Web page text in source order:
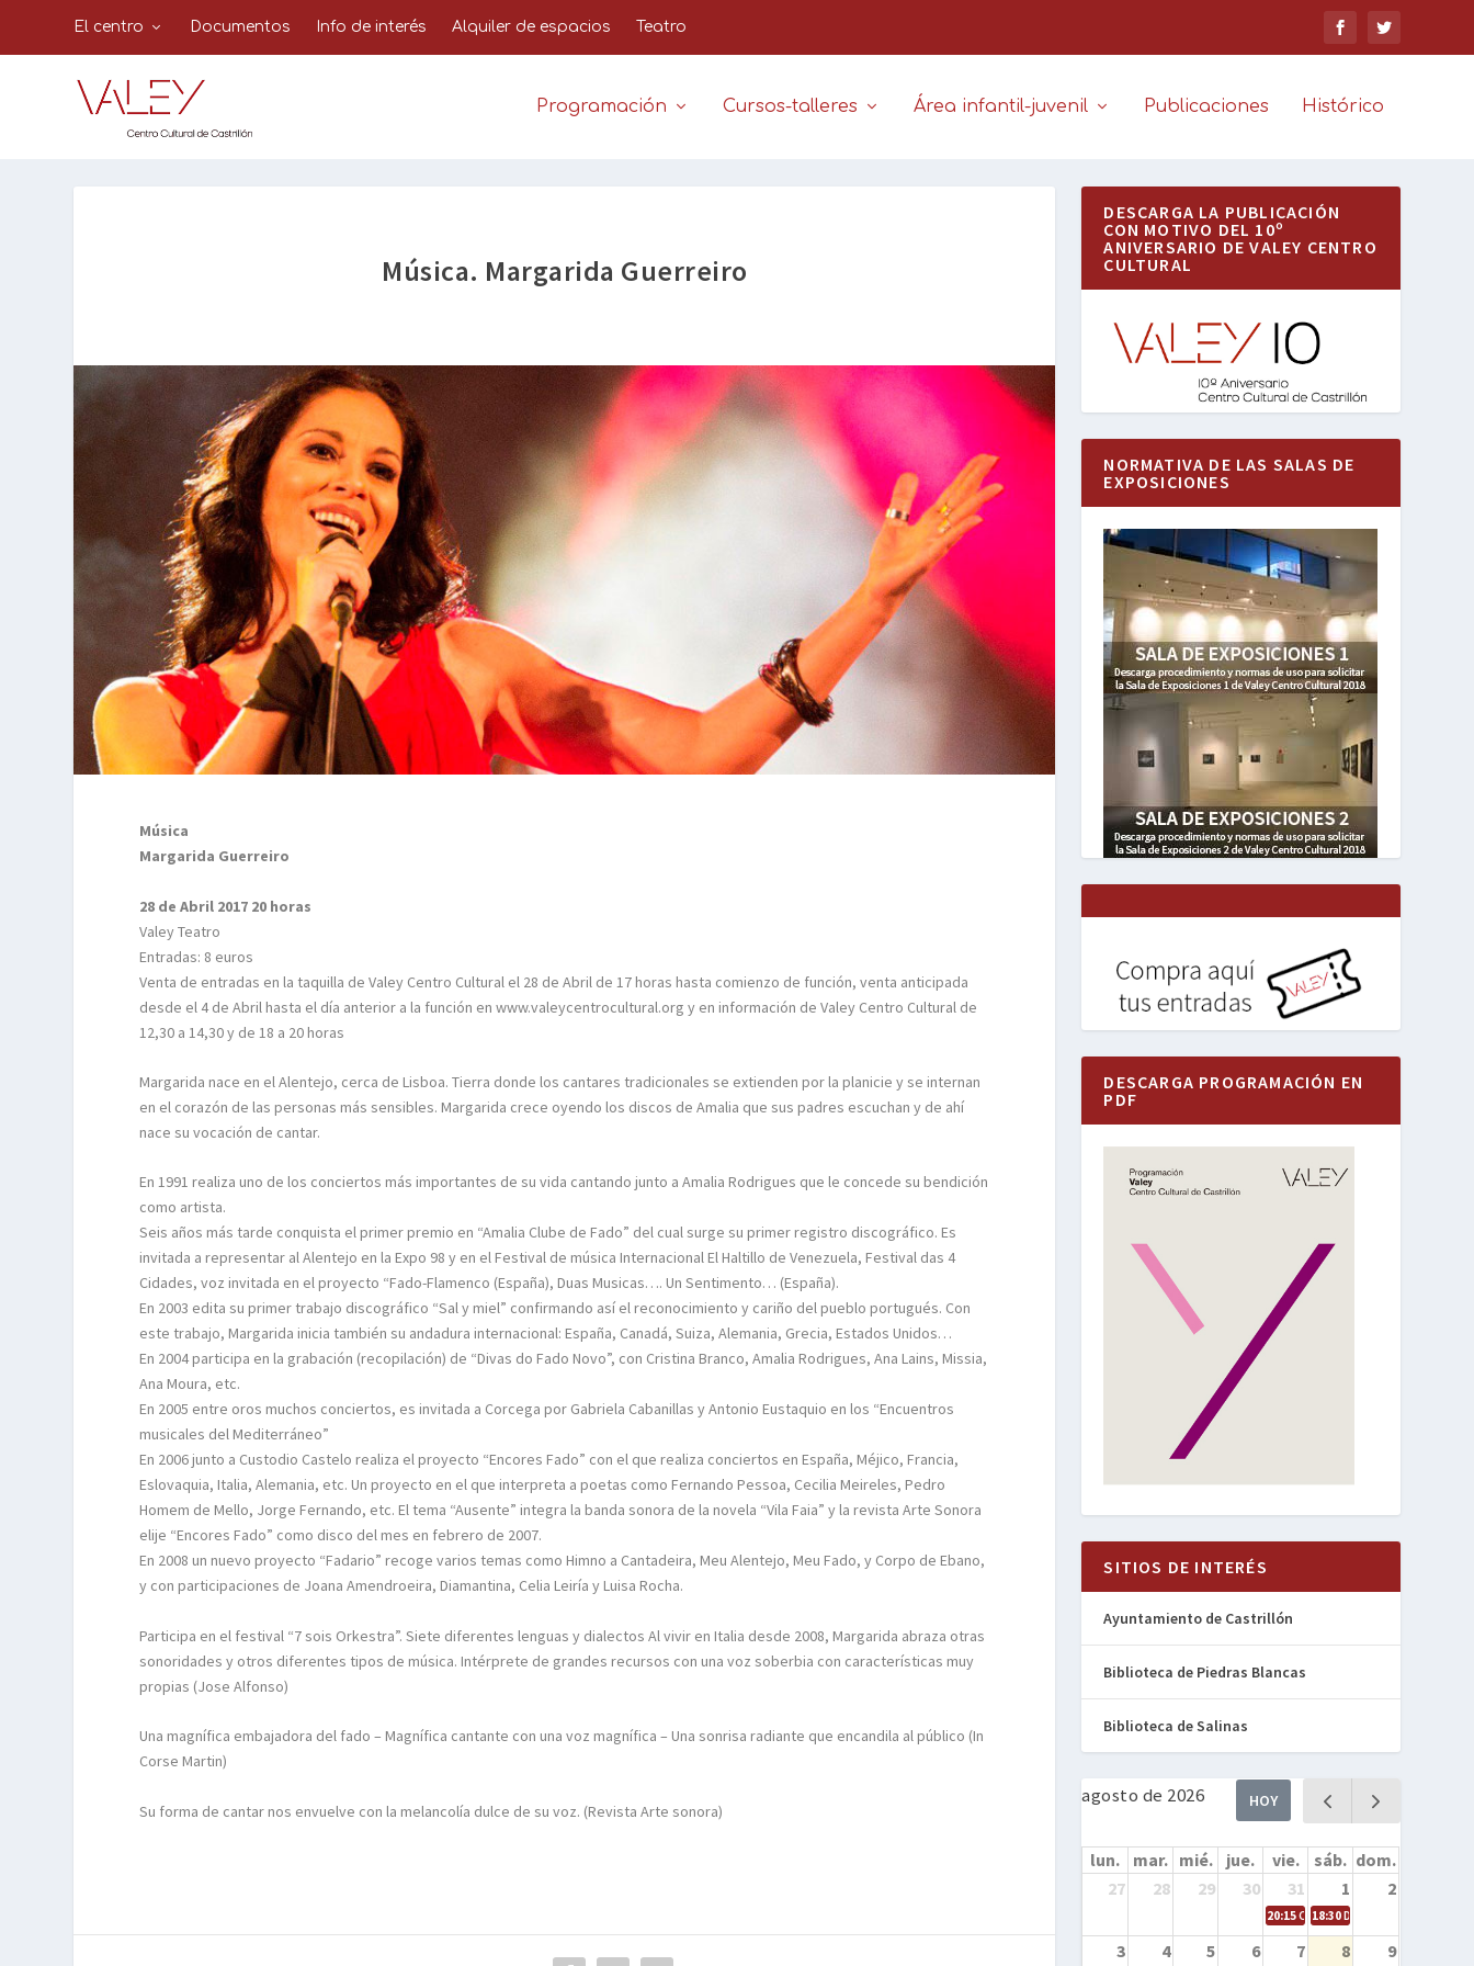
El centro Documentos Info de interés Alquiler de espacios Teatro
Programación Cursos-talleres Área infantil-juvenil Publicaciones Histórico
Música. Margarida Guerreiro
Música
Margarida Guerreiro
28 de Abril 2017 20 horas
Valey Teatro
Entradas: 8 euros
Venta de entradas en la taquilla de Valey Centro Cultural el 28 de Abril de 17 horas hasta comienzo de función, venta anticipada
desde el 4 de Abril hasta el día anterior a la función en www.valeycentrocultural.org y en información de Valey Centro Cultural de
12,30 a 14,30 y de 18 a 20 horas
Margarida nace en el Alentejo, cerca de Lisboa. Tierra donde los cantares tradicionales se extienden por la planicie y se internan
en el corazón de las personas más sensibles. Margarida crece oyendo los discos de Amalia que sus padres escuchan y de ahí
nace su vocación de cantar.
En 1991 realiza uno de los conciertos más importantes de su vida cantando junto a Amalia Rodrigues que le concede su bendición
como artista.
Seis años más tarde conquista el primer premio en “Amalia Clube de Fado” del cual surge su primer registro discográfico. Es
invitada a representar al Alentejo en la Expo 98 y en el Festival de música Internacional El Haltillo de Venezuela, Festival das 4
Cidades, voz invitada en el proyecto “Fado-Flamenco (España), Duas Musicas…. Un Sentimento… (España).
En 2003 edita su primer trabajo discográfico “Sal y miel” confirmando así el reconocimiento y cariño del pueblo portugués. Con
este trabajo, Margarida inicia también su andadura internacional: España, Canadá, Suiza, Alemania, Grecia, Estados Unidos…
En 2004 participa en la grabación (recopilación) de “Divas do Fado Novo”, con Cristina Branco, Amalia Rodrigues, Ana Lains, Missia,
Ana Moura, etc.
En 2005 entre oros muchos conciertos, es invitada a Corcega por Gabriela Cabanillas y Antonio Eustaquio en los “Encuentros
musicales del Mediterráneo”
En 2006 junto a Custodio Castelo realiza el proyecto “Encores Fado” con el que realiza conciertos en España, Méjico, Francia,
Eslovaquia, Italia, Alemania, etc. Un proyecto en el que interpreta a poetas como Fernando Pessoa, Cecilia Meireles, Pedro
Homem de Mello, Jorge Fernando, etc. El tema “Ausente” integra la banda sonora de la novela “Vila Faia” y la revista Arte Sonora
elije “Encores Fado” como disco del mes en febrero de 2007.
En 2008 un nuevo proyecto “Fadario” recoge varios temas como Himno a Cantadeira, Meu Alentejo, Meu Fado, y Corpo de Ebano,
y con participaciones de Joana Amendroeira, Diamantina, Celia Leiría y Luisa Rocha.
Participa en el festival “7 sois Orkestra”. Siete diferentes lenguas y dialectos Al vivir en Italia desde 2008, Margarida abraza otras
sonoridades y otros diferentes tipos de música. Intérprete de grandes recursos con una voz soberbia con características muy
propias (Jose Alfonso)
Una magnífica embajadora del fado – Magnífica cantante con una voz magnífica – Una sonrisa radiante que encandila al público (In
Corse Martin)
Su forma de cantar nos envuelve con la melancolía dulce de su voz. (Revista Arte sonora)
DESCARGA LA PUBLICACIÓN
CON MOTIVO DEL 10º
ANIVERSARIO DE VALEY CENTRO
CULTURAL
NORMATIVA DE LAS SALAS DE
EXPOSICIONES
DESCARGA PROGRAMACIÓN EN
PDF
SITIOS DE INTERÉS
Ayuntamiento de Castrillón
Biblioteca de Piedras Blancas
Biblioteca de Salinas
agosto de 2026 HOY
lun. mar. mié. jue. vie. sáb. dom.
27
28 29 30 31 1 2
20:15Cine en la calle – Cómo
18:30Danza – Cita en el
3 4 5 6 7 8 9